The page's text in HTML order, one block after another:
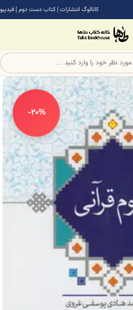
کاتالوگ انتشارات | کتاب دست دوم | فیدیبو
-20%